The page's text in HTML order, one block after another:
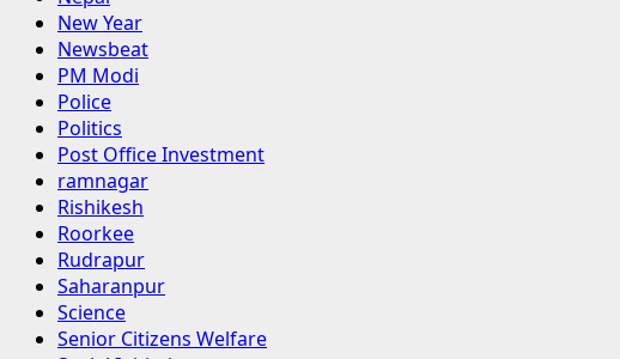
New Year
Newsbeat
PM Modi
Police
Politics
Post Office Investment
ramnagar
Rishikesh
Roorkee
Rudrapur
Saharanpur
Science
Senior Citizens Welfare